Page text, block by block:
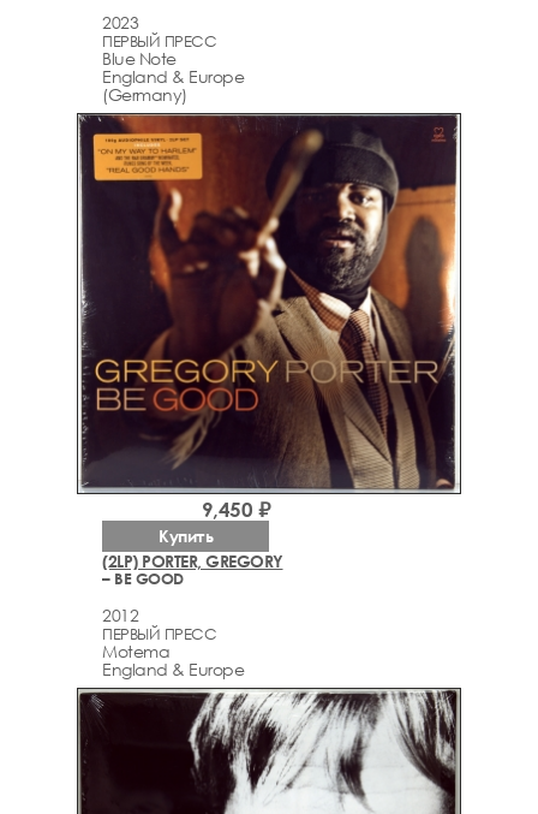
2023
ПЕРВЫЙ ПРЕСС
Blue Note
England & Europe
(Germany)
(2LP) PORTER, GREGORY
– BE GOOD
2012
ПЕРВЫЙ ПРЕСС
Motema
England & Europe
9,450 ₽
Купить